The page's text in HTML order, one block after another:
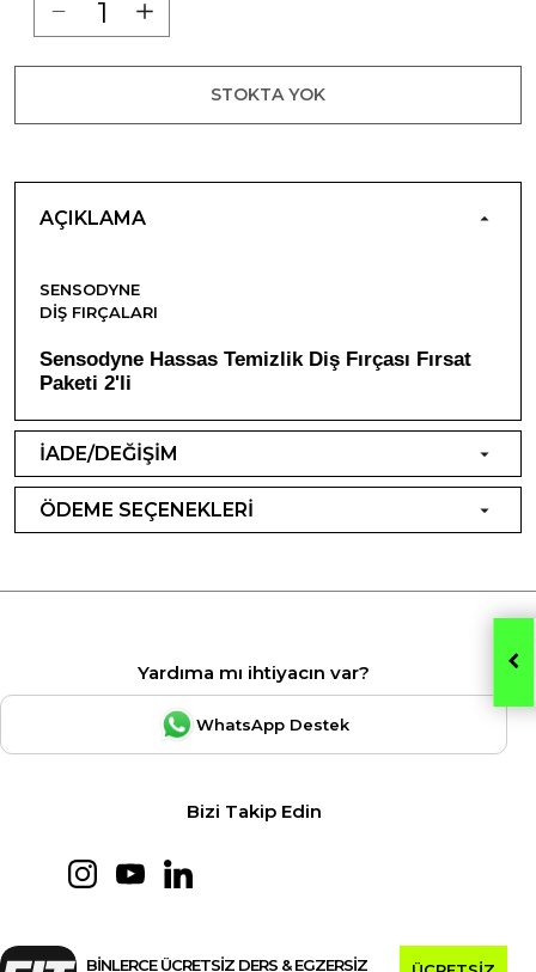
STOKTA YOK
AÇIKLAMA
SENSODYNE
DIŞ FIRÇALARI
Sensodyne Hassas Temizlik Diş Fırçası Fırsat
Paketi 2'li
İADE/DEĞİŞİM
ÖDEME SEÇENEKLERİ
Yardıma mı ihtiyacın var?
WhatsApp Destek
Bizi Takip Edin
BİNLERCE ÜCRETSİZ DERS & EGZERSİZ